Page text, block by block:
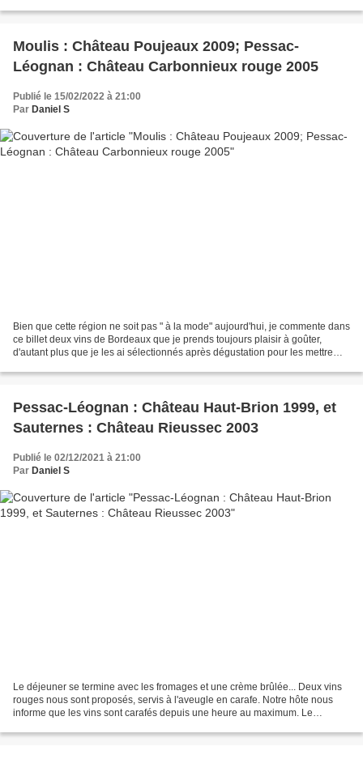
Moulis : Château Poujeaux 2009; Pessac-
Léognan : Château Carbonnieux rouge 2005
Publié le 15/02/2022 à 21:00
Par Daniel S
Bien que cette région ne soit pas " à la mode" aujourd'hui, je commente dans
ce billet deux vins de Bordeaux que je prends toujours plaisir à goûter,
d'autant plus que je les ai sélectionnés après dégustation pour les mettre
Pessac-Léognan : Château Haut-Brion 1999, et
Sauternes : Château Rieussec 2003
Publié le 02/12/2021 à 21:00
Par Daniel S
Le déjeuner se termine avec les fromages et une crème brûlée... Deux vins
rouges nous sont proposés, servis à l'aveugle en carafe. Notre hôte nous
informe que les vins sont carafés depuis une heure au maximum. Le